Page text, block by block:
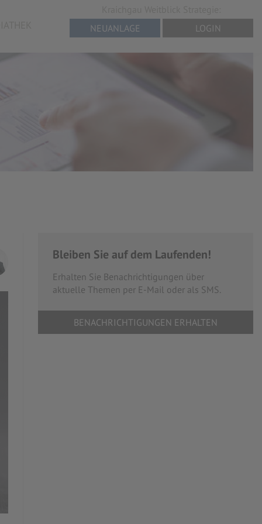
NEUANLAGE
LOGIN
Bleiben Sie auf dem Laufenden!
Erhalten Sie Benachrichtigungen über
aktuelle Themen per E-Mail oder als SMS.
BENACHRICHTIGUNGEN ERHALTEN